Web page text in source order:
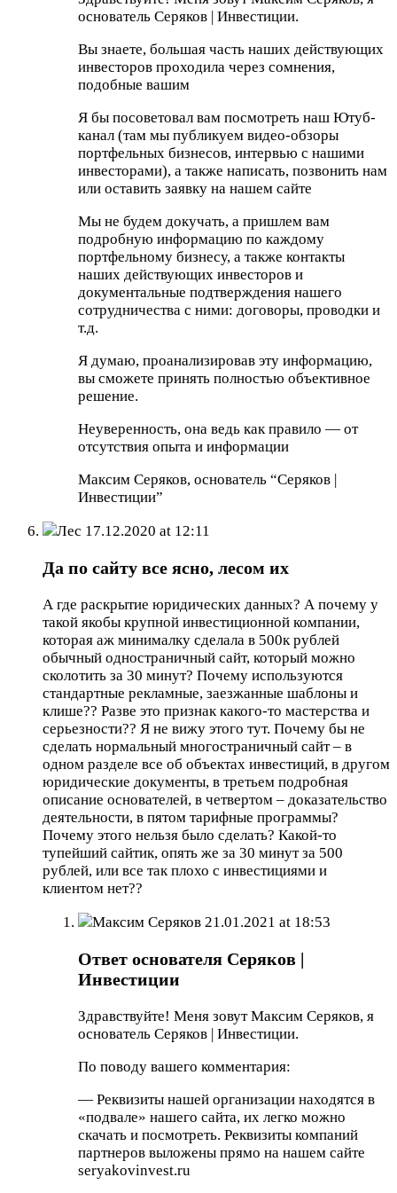
основатель Серяков | Инвестиции.
Вы знаете, большая часть наших действующих
инвесторов проходила через сомнения,
подобные вашим
Я бы посоветовал вам посмотреть наш Ютуб-
канал (там мы публикуем видео-обзоры
портфельных бизнесов, интервью с нашими
инвесторами), а также написать, позвонить нам
или оставить заявку на нашем сайте
Мы не будем докучать, а пришлем вам
подробную информацию по каждому
портфельному бизнесу, а также контакты
наших действующих инвесторов и
документальные подтверждения нашего
сотрудничества с ними: договоры, проводки и
т.д.
Я думаю, проанализировав эту информацию,
вы сможете принять полностью объективное
решение.
Неуверенность, она ведь как правило — от
отсутствия опыта и информации
Максим Серяков, основатель “Серяков |
Инвестиции”
Лес 17.12.2020 at 12:11
Да по сайту все ясно, лесом их
А где раскрытие юридических данных? А почему у
такой якобы крупной инвестиционной компании,
которая аж минималку сделала в 500к рублей
обычный одностраничный сайт, который можно
сколотить за 30 минут? Почему используются
стандартные рекламные, заезжанные шаблоны и
клише?? Разве это признак какого-то мастерства и
серьезности?? Я не вижу этого тут. Почему бы не
сделать нормальный многостраничный сайт – в
одном разделе все об объектах инвестиций, в другом
юридические документы, в третьем подробная
описание основателей, в четвертом – доказательство
деятельности, в пятом тарифные программы?
Почему этого нельзя было сделать? Какой-то
тупейший сайтик, опять же за 30 минут за 500
рублей, или все так плохо с инвестициями и
клиентом нет??
Максим Серяков 21.01.2021 at 18:53
Ответ основателя Серяков |
Инвестиции
Здравствуйте! Меня зовут Максим Серяков, я
основатель Серяков | Инвестиции.
По поводу вашего комментария:
— Реквизиты нашей организации находятся в
«подвале» нашего сайта, их легко можно
скачать и посмотреть. Реквизиты компаний
партнеров выложены прямо на нашем сайте
seryakovinvest.ru